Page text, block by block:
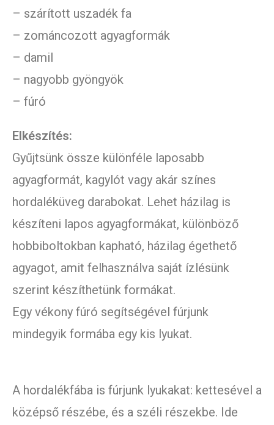
– szárított uszadék fa
– zománcozott agyagformák
– damil
– nagyobb gyöngyök
– fúró
Elkészítés:
Gyűjtsünk össze különféle laposabb
agyagformát, kagylót vagy akár színes
hordaléküveg darabokat. Lehet házilag is
készíteni lapos agyagformákat, különböző
hobbiboltokban kapható, házilag égethető
agyagot, amit felhasználva saját ízlésünk
szerint készíthetünk formákat.
Egy vékony fúró segítségével fúrjunk
mindegyik formába egy kis lyukat.
A hordalékfába is fúrjunk lyukakat: kettesével a
középső részébe, és a széli részekbe. Ide